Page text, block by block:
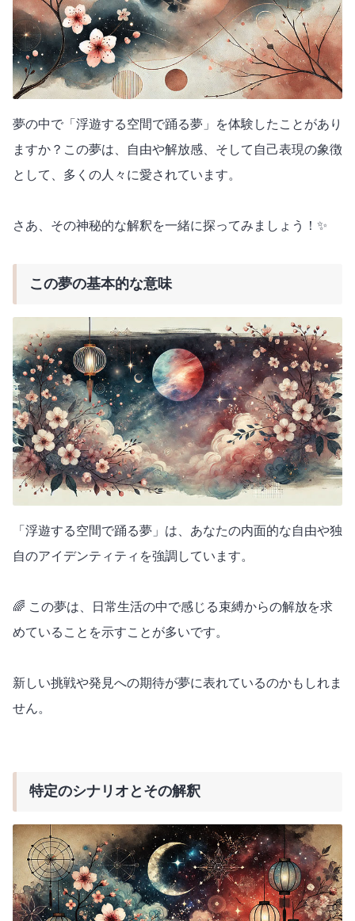
夢の中で「浮遊する空間で踊る夢」を体験したことがあり
ますか？この夢は、自由や解放感、そして自己表現の象徴
として、多くの人々に愛されています。
さあ、その神秘的な解釈を一緒に探ってみましょう！✨
この夢の基本的な意味
「浮遊する空間で踊る夢」は、あなたの内面的な自由や独
自のアイデンティティを強調しています。
🌈 この夢は、日常生活の中で感じる束縛からの解放を求
めていることを示すことが多いです。
新しい挑戦や発見への期待が夢に表れているのかもしれま
せん。
特定のシナリオとその解釈